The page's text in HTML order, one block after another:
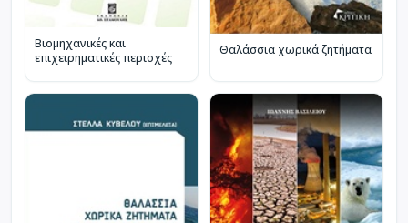
Βιομηχανικές και
επιχειρηματικές περιοχές
Θαλάσσια χωρικά ζητήματα